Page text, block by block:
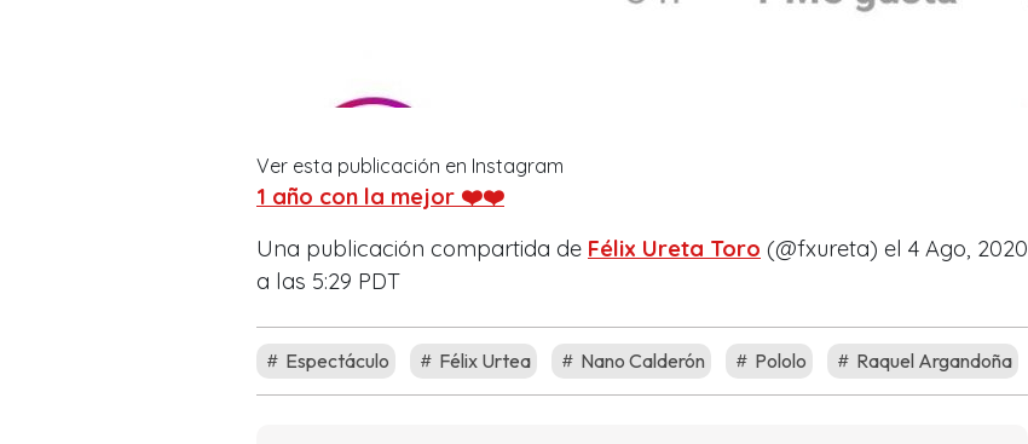
Ver esta publicación en Instagram
1 año con la mejor ❤️❤️
Una publicación compartida de Félix Ureta Toro (@fxureta) el 4 Ago, 2020
a las 5:29 PDT
Espectáculo Félix Urtea Nano Calderón Pololo Raquel Argandoña